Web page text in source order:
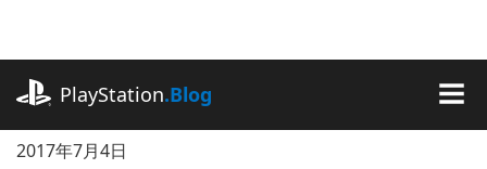
に
キ
ッ
プ
PlayStation.Blog
2017年7月4日